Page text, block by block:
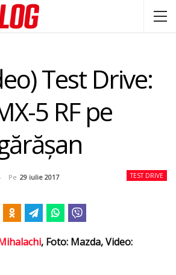
Test Drive:
5 RF pe
TEST DRIVE
Pe 29 iulie 2017
, Foto: Mazda, Video: